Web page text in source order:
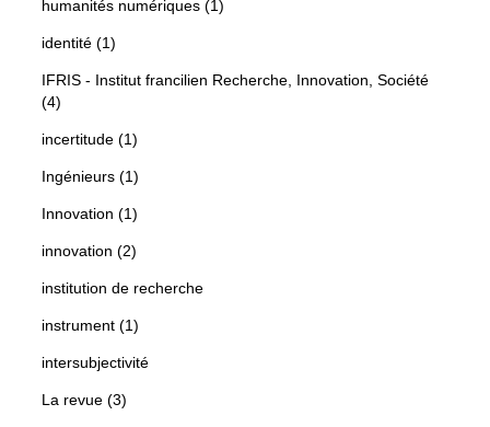
humanités numériques (1)
identité (1)
IFRIS - Institut francilien Recherche, Innovation, Société
(4)
incertitude (1)
Ingénieurs (1)
Innovation (1)
innovation (2)
institution de recherche
instrument (1)
intersubjectivité
La revue (3)